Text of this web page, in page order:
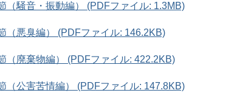
（騒音・振動編） (PDFファイル: 1.3MB)
（悪臭編） (PDFファイル: 146.2KB)
（廃棄物編） (PDFファイル: 422.2KB)
（公害苦情編） (PDFファイル: 147.8KB)